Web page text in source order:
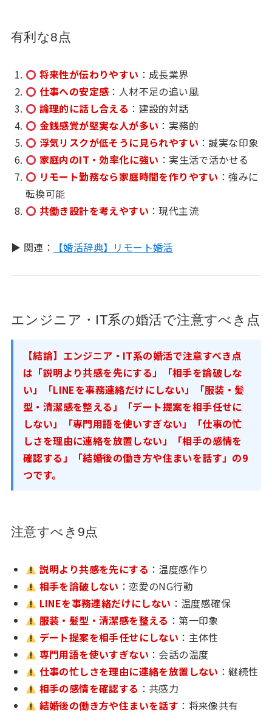
有利な8点
将来性が伝わりやすい ：成長業界
仕事への安定感 ：人材不足の追い風
論理的に話し合える ：建設的対話
金銭感覚が堅実な人が多い ：実務的
浮気リスクが低そうに見られやすい ：誠実な印象
家庭内のIT・効率化に強い ：実生活で活かせる
リモート勤務なら家庭時間を作りやすい ：強みに
転換可能
共働き設計を考えやすい ：現代主流
▶ 関連： 【婚活辞典】リモート婚活
エンジニア・IT系の婚活で注意すべき点
【結論】エンジニア・IT系の婚活で注意すべき点
は「説明より共感を先にする」「相手を論破しな
い」「LINEを事務連絡だけにしない」「服装・髪
型・清潔感を整える」「デート提案を相手任せに
しない」「専門用語を使いすぎない」「仕事の忙
しさを理由に連絡を放置しない」「相手の感情を
確認する」「結婚後の働き方や住まいを話す」の9
つです。
注意すべき9点
説明より共感を先にする ：温度感作り
相手を論破しない ：恋愛のNG行動
LINEを事務連絡だけにしない ：温度感確保
服装・髪型・清潔感を整える ：第一印象
デート提案を相手任せにしない ：主体性
専門用語を使いすぎない ：会話の温度
仕事の忙しさを理由に連絡を放置しない ：継続性
相手の感情を確認する ：共感力
結婚後の働き方や住まいを話す ：将来像共有